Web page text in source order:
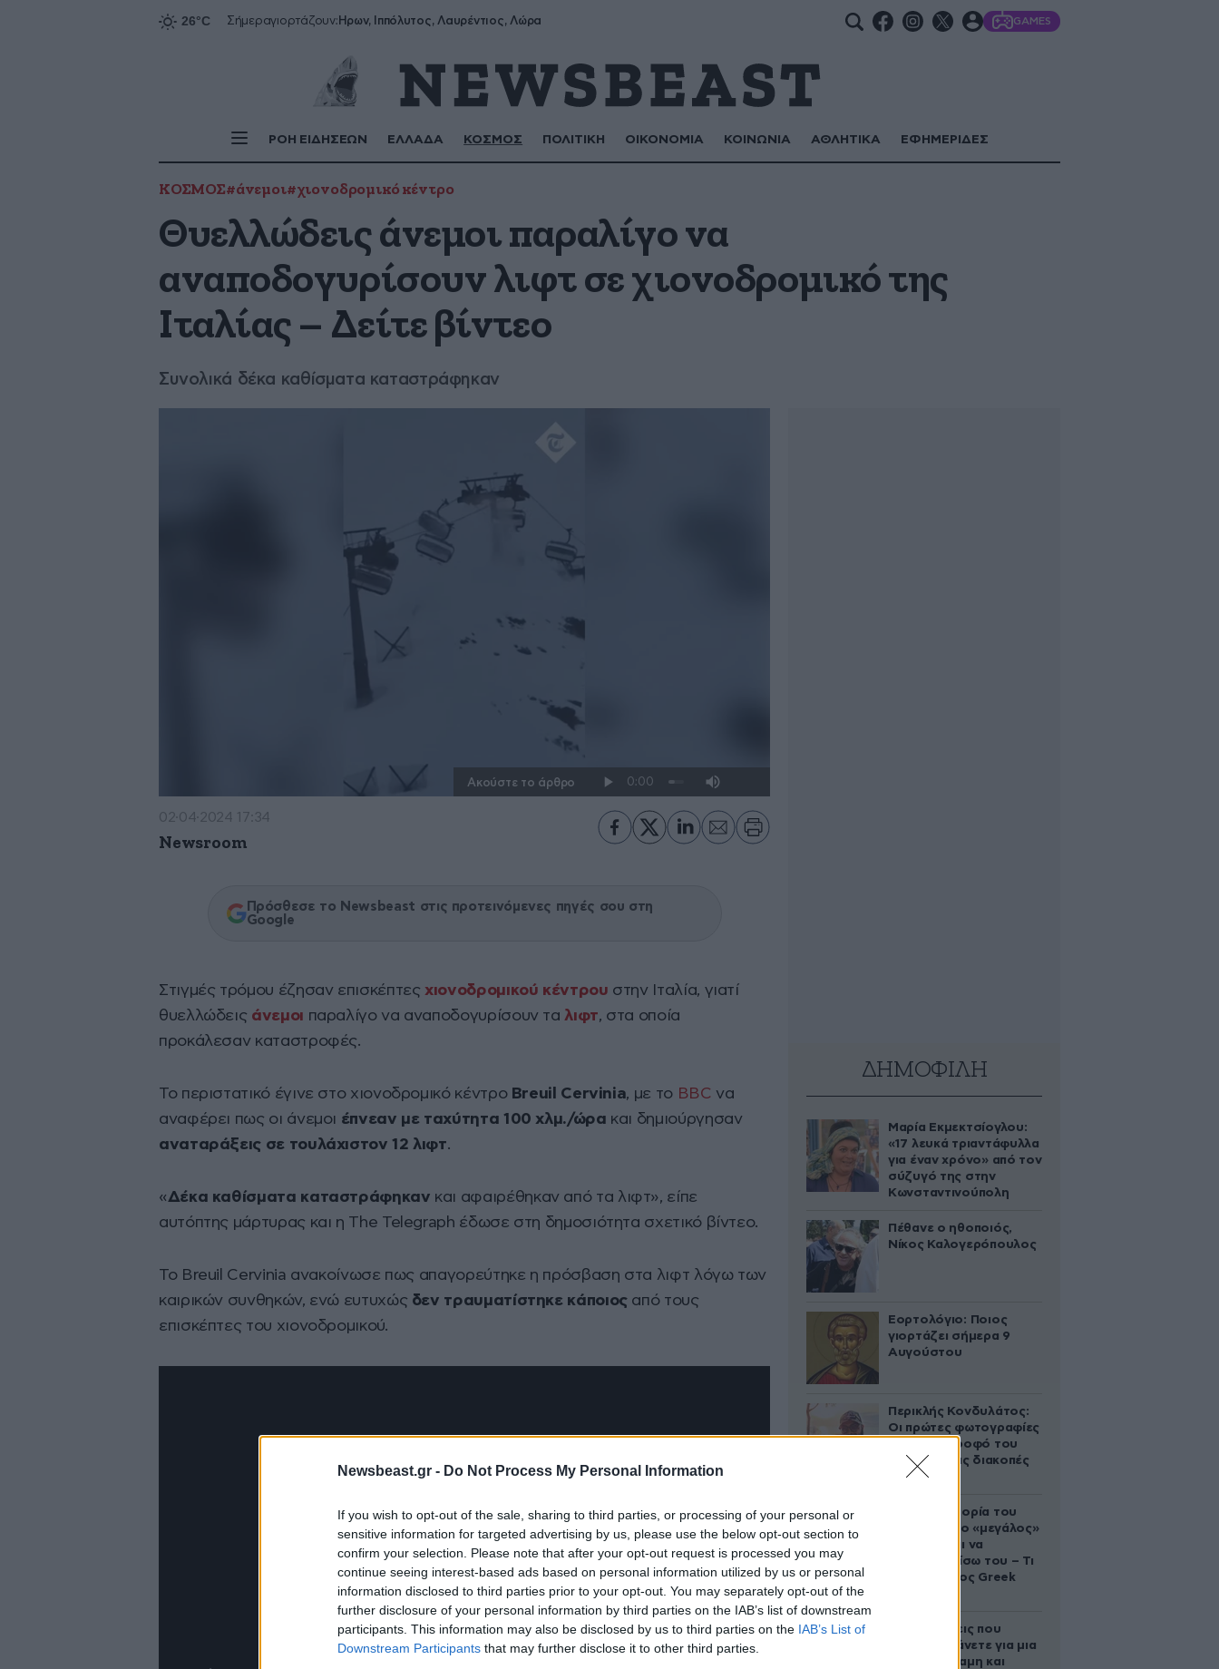
Newsbeast.gr - Do Not Process My Personal Information
If you wish to opt-out of the sale, sharing to third parties, or processing of your personal or
sensitive information for targeted advertising by us, please use the below opt-out section to
confirm your selection. Please note that after your opt-out request is processed you may
continue seeing interest-based ads based on personal information utilized by us or personal
information disclosed to third parties prior to your opt-out. You may separately opt-out of the
further disclosure of your personal information by third parties on the IAB’s list of downstream
participants. This information may also be disclosed by us to third parties on the IAB’s List of
Downstream Participants that may further disclose it to other third parties.
Σήμεραγιορτάζουν: Ήρων, Ιππόλυτος, Λαυρέντιος, Λώρα GAMES
ΡΟΗ ΕΙΔΗΣΕΩΝ ΕΛΛΑΔΑ ΚΟΣΜΟΣ ΠΟΛΙΤΙΚΗ ΟΙΚΟΝΟΜΙΑ ΚΟΙΝΩΝΙΑ ΑΘΛΗΤΙΚΑ ΕΦΗΜΕΡΙΔΕΣ
ΚΟΣΜΟΣ#άνεμοι#χιονοδρομικό κέντρο
Θυελλώδεις άνεμοι παραλίγο να
αναποδογυρίσουν λιφτ σε χιονοδρομικό της
Ιταλίας – Δείτε βίντεο
Συνολικά δέκα καθίσματα καταστράφηκαν
Ακούστε το άρθρο
02·04·2024 17:34
Newsroom
Πρόσθεσε το Newsbeast στις προτεινόμενες πηγές σου στη
Google
Στιγμές τρόμου έζησαν επισκέπτες χιονοδρομικού κέντρου στην Ιταλία, γιατί
θυελλώδεις άνεμοι παραλίγο να αναποδογυρίσουν ταλιφτ, στα οποία
προκάλεσαν καταστροφές.
Το περιστατικό έγινε στο χιονοδρομικό κέντρο Breuil Cervinia, με το BBC να
αναφέρει πως οι άνεμοι έπνεαν με ταχύτητα 100 χλμ./ώρα και δημιούργησαν
αναταράξεις σε τουλάχιστον 12 λιφτ.
«Δέκα καθίσματα καταστράφηκαν και αφαιρέθηκαν από τα λιφτ», είπε
αυτόπτης μάρτυρας και η The Telegraph έδωσε στη δημοσιότητα σχετικό βίντεο.
Το Breuil Cervinia ανακοίνωσε πως απαγορεύτηκε η πρόσβαση στα λιφτ λόγω των
καιρικών συνθηκών, ενώ ευτυχώς δεν τραυματίστηκε κάποιοςαπό τους
επισκέπτες του χιονοδρομικού.
ΔΗΜΟΦΙΛΗ
Μαρία Εκμεκτσίογλου:
«17 λευκά τριαντάφυλλα
για έναν χρόνο» από τον
σύζυγό της στην
Κωνσταντινούπολη
Πέθανε ο ηθοποιός,
Νίκος Καλογερόπουλος
Εορτολόγιο: Ποιος
γιορτάζει σήμερα 9
Αυγούστου
Περικλής Κονδυλάτος:
Οι πρώτες φωτογραφίες
με τη σύντροφό του
Ελίνα από τις διακοπές
τους
Η αυτοκρατορία του
«Έντικ» και ο «μεγάλος»
που φέρεται να
βρίσκεται πίσω του – Τι
ορίζει ο όρος Greek
Οι 5 ασκήσεις που
πρέπει να κάνετε για μια
ζωή με δύναμη και